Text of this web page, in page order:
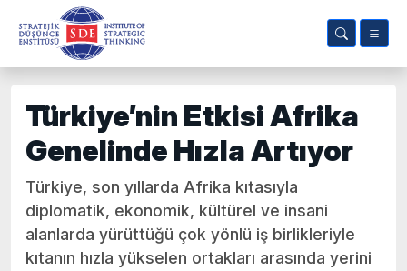
Türkiye’nin Etkisi Afrika
Genelinde Hızla Artıyor
Türkiye, son yıllarda Afrika kıtasıyla
diplomatik, ekonomik, kültürel ve insani
alanlarda yürüttüğü çok yönlü iş birlikleriyle
kıtanın hızla yükselen ortakları arasında yerini